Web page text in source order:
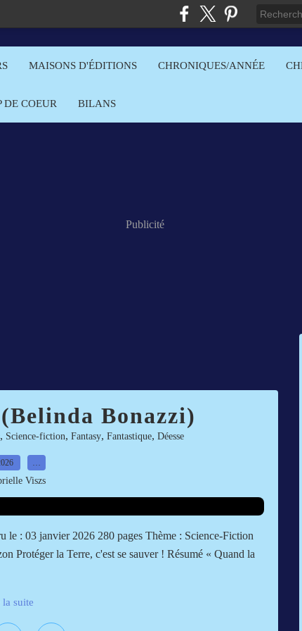
MAISONS D'ÉDITIONS CHRONIQUES/ANNÉE
DE COEUR BILANS
Publicité
Bonazzi)
, Science-fiction, Fantasy, Fantastique, Déesse
…
Viszs
: 03 janvier 2026 280 pages Thème : Science-Fiction
Protéger la Terre, c'est se sauver ! Résumé « Quand la
suite